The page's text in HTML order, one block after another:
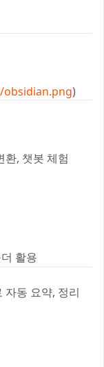
)
환, 챗봇 체험
활용
동 요약, 정리